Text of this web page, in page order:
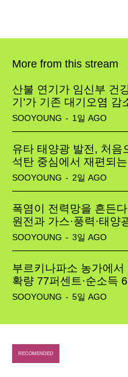
More from this stream
산불 연기가 임신부 건
기’가 기존 대기오염 감
SOOYOUNG - 1일 AGO
유타 태양광 발전, 처음
석탄 중심에서 재편되
SOOYOUNG - 2일 AGO
폭염이 전력망을 흔든
원전과 가스·풍력·태양
SOOYOUNG - 3일 AGO
부르키나파소 농가에
확량 77퍼센트·순소득
SOOYOUNG - 5일 AGO
RECOMENDED